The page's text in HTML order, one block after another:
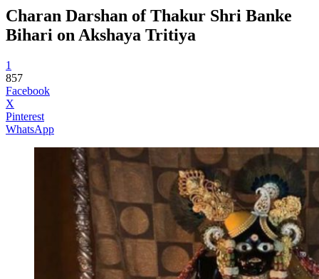
Charan Darshan of Thakur Shri Banke
Bihari on Akshaya Tritiya
1
857
Facebook
X
Pinterest
WhatsApp